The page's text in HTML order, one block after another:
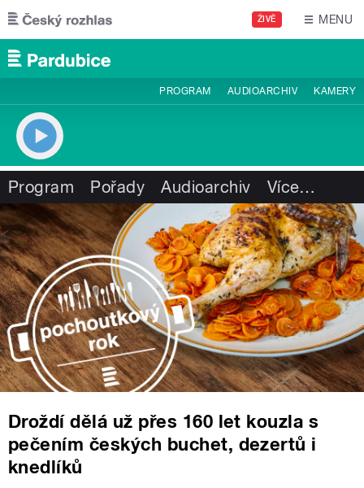
Přejít k hlavnímu obsahu
ŽIVĚ MENU
PROGRAM AUDIOARCHIV KAMERY
Program Pořady Audioarchiv Více…
Droždí dělá už přes 160 let kouzla s
pečením českých buchet, dezertů i
knedlíků